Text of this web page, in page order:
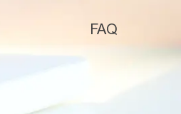
FAQ